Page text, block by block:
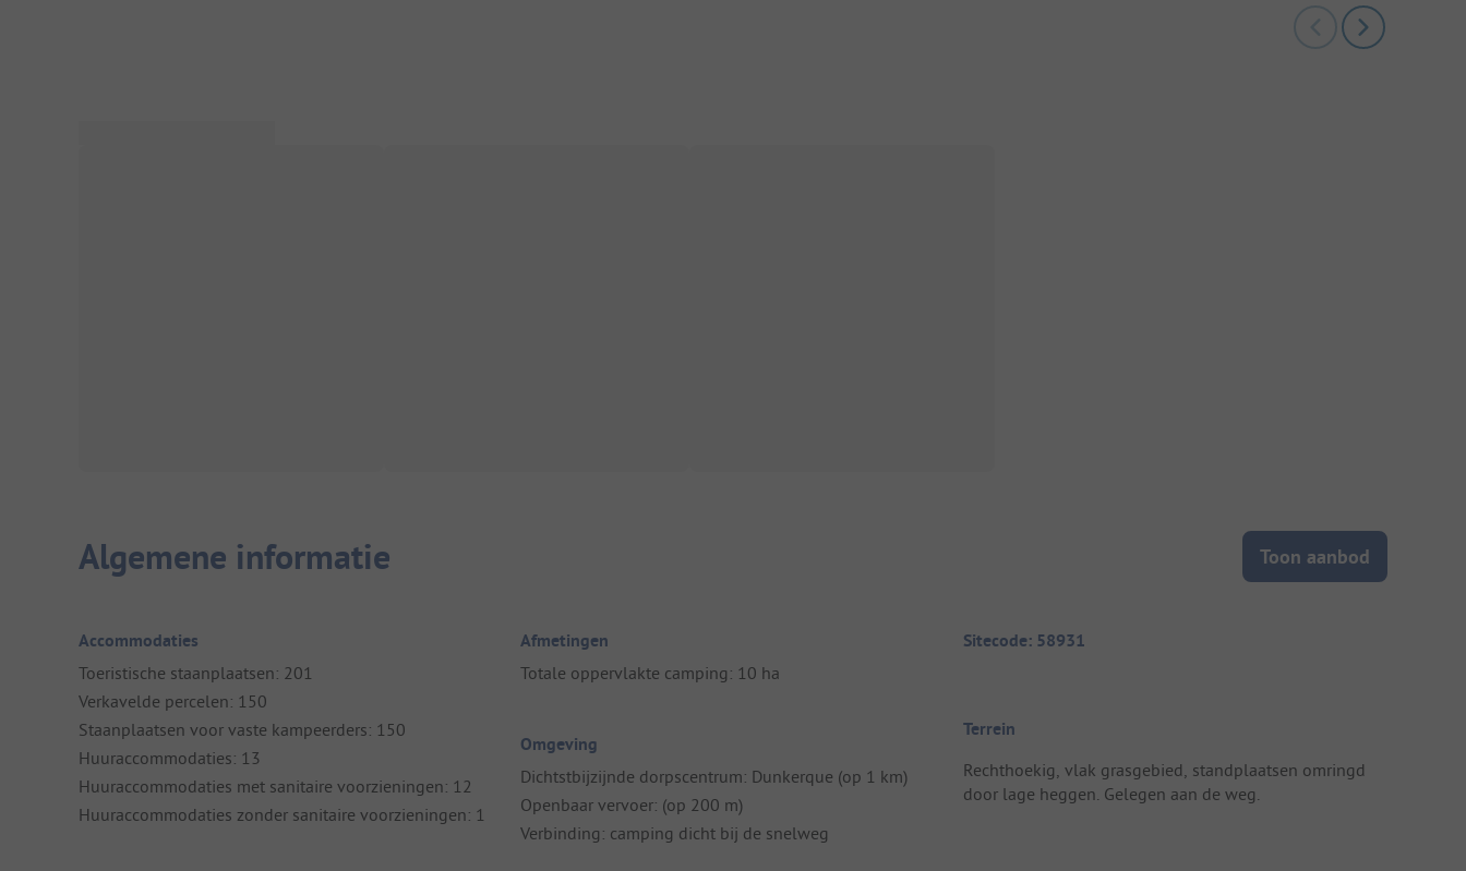
Algemene informatie Toon aanbod
Accommodaties
Toeristische staanplaatsen: 201
Verkavelde percelen: 150
Staanplaatsen voor vaste kampeerders: 150
Huuraccommodaties: 13
Huuraccommodaties met sanitaire voorzieningen: 12
Huuraccommodaties zonder sanitaire voorzieningen: 1
Afmetingen
Totale oppervlakte camping: 10 ha
Omgeving
Dichtstbijzijnde dorpscentrum: Dunkerque (op 1 km)
Openbaar vervoer: (op 200 m)
Verbinding: camping dicht bij de snelweg
Sitecode: 58931
Terrein
Rechthoekig, vlak grasgebied, standplaatsen omringd
door lage heggen. Gelegen aan de weg.